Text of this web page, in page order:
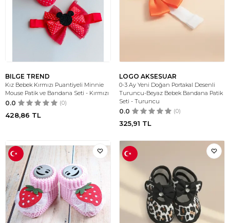
BILGE TREND
Kız Bebek Kırmızı Puantiyeli Minnie
Mouse Patik ve Bandana Seti - Kırmızı
0.0 (0)
428,86 TL
LOGO AKSESUAR
0-3 Ay Yeni Doğan Portakal Desenli
Turuncu-Beyaz Bebek Bandana Patik
Seti - Turuncu
0.0 (0)
325,91 TL